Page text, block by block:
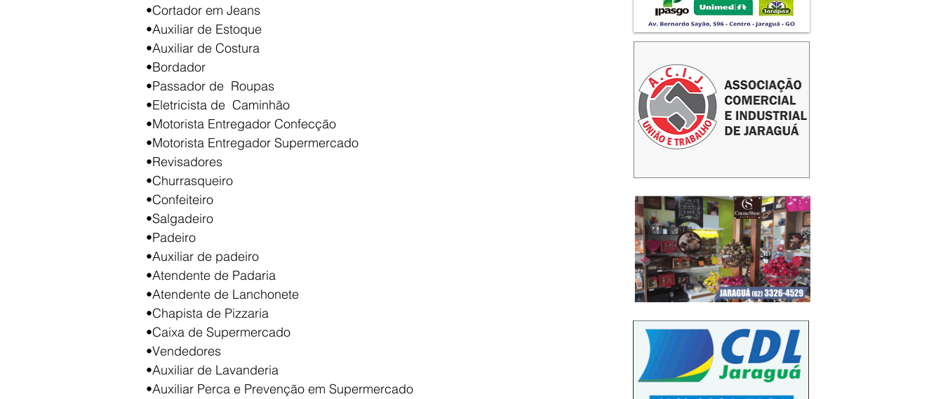
•Cortador em Jeans
•Auxiliar de Estoque
•Auxiliar de Costura
•Bordador
•Passador de  Roupas
•Eletricista de  Caminhão
•Motorista Entregador Confecção
•Motorista Entregador Supermercado
•Revisadores
•Churrasqueiro
•Confeiteiro
•Salgadeiro
•Padeiro
•Auxiliar de padeiro
•Atendente de Padaria
•Atendente de Lanchonete
•Chapista de Pizzaria
•Caixa de Supermercado
•Vendedores
•Auxiliar de Lavanderia
•Auxiliar Perca e Prevenção em Supermercado